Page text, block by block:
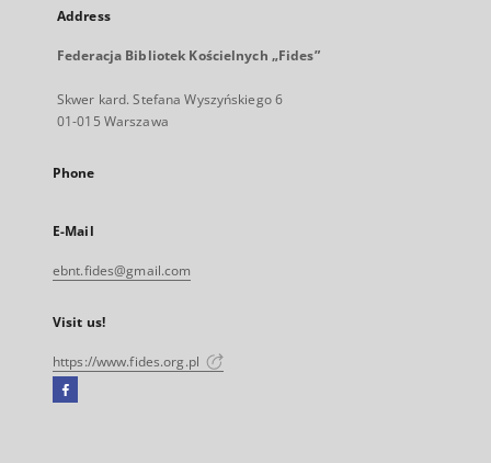
Address
Federacja Bibliotek Kościelnych „Fides”
Skwer kard. Stefana Wyszyńskiego 6
01-015 Warszawa
Phone
E-Mail
ebnt.fides@gmail.com
Visit us!
https://www.fides.org.pl
Facebook